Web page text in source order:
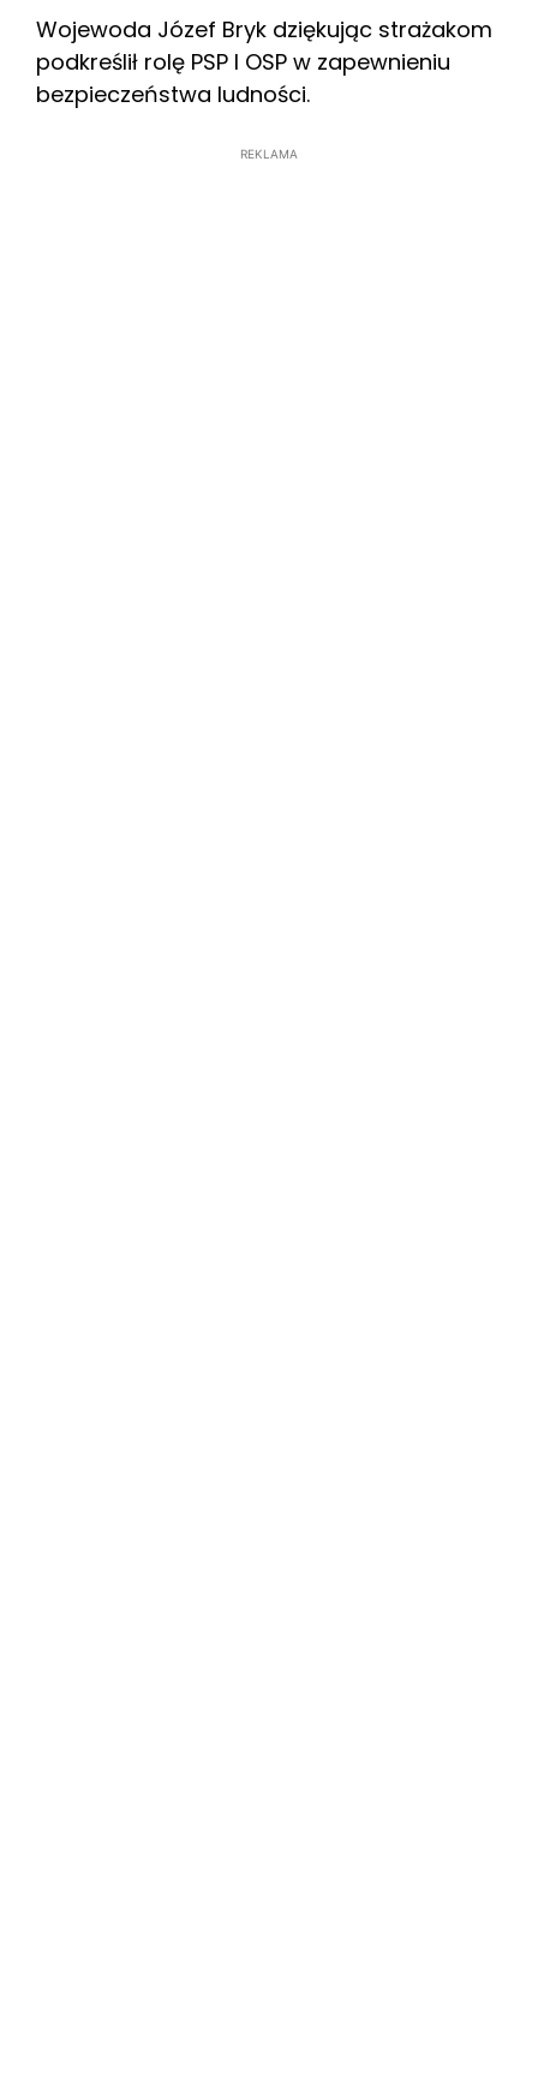
Wojewoda Józef Bryk dziękując strażakom
podkreślił rolę PSP I OSP w zapewnieniu
bezpieczeństwa ludności.
REKLAMA